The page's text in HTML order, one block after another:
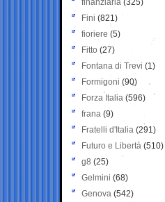
finanziaria (325)
Fini (821)
fioriere (5)
Fitto (27)
Fontana di Trevi (1)
Formigoni (90)
Forza Italia (596)
frana (9)
Fratelli d'Italia (291)
Futuro e Libertà (510)
g8 (25)
Gelmini (68)
Genova (542)